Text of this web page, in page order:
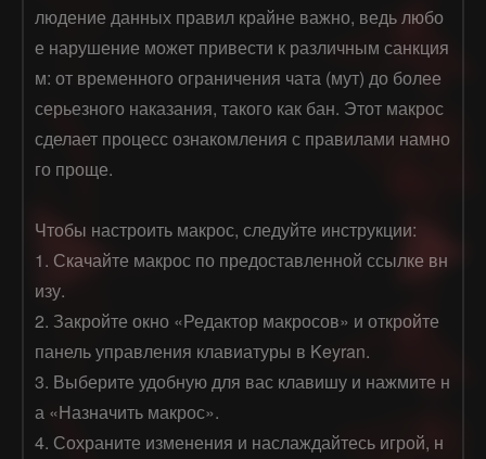
людение данных правил крайне важно, ведь любо
е нарушение может привести к различным санкция
м: от временного ограничения чата (мут) до более
серьезного наказания, такого как бан. Этот макрос
сделает процесс ознакомления с правилами намно
го проще.
Чтобы настроить макрос, следуйте инструкции:
1. Скачайте макрос по предоставленной ссылке вн
изу.
2. Закройте окно «Редактор макросов» и откройте
панель управления клавиатуры в Keyran.
3. Выберите удобную для вас клавишу и нажмите н
а «Назначить макрос».
4. Сохраните изменения и наслаждайтесь игрой, н